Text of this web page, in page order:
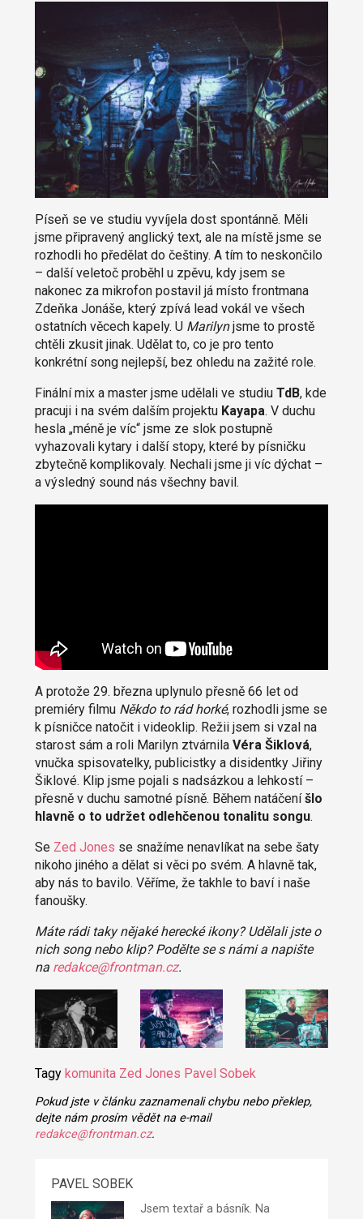
Píseň se ve studiu vyvíjela dost spontánně. Měli
jsme připravený anglický text, ale na místě jsme se
rozhodli ho předělat do češtiny. A tím to neskončilo
– další veletoč proběhl u zpěvu, kdy jsem se
nakonec za mikrofon postavil já místo frontmana
Zdeňka Jonáše, který zpívá lead vokál ve všech
ostatních věcech kapely. U Marilynjsme to prostě
chtěli zkusit jinak. Udělat to, co je pro tento
konkrétní song nejlepší, bez ohledu na zažité role.
Finální mix a master jsme udělali ve studiu TdB, kde
pracuji i na svém dalším projektu Kayapa. V duchu
hesla „méně je víc“ jsme ze slok postupně
vyhazovali kytary i další stopy, které by písničku
zbytečně komplikovaly. Nechali jsme ji víc dýchat –
a výsledný sound nás všechny bavil.
A protože 29. března uplynulo přesně 66 let od
premiéry filmu Někdo to rád horké, rozhodli jsme se
k písničce natočit i videoklip. Režii jsem si vzal na
starost sám a roli Marilyn ztvárnila Véra Šiklová,
vnučka spisovatelky, publicistky a disidentky Jiřiny
Šiklové. Klip jsme pojali s nadsázkou a lehkostí –
přesně v duchu samotné písně. Během natáčeníšlo
hlavně o to udržet odlehčenou tonalitu songu.
Se Zed Jones se snažíme nenavlíkat na sebe šaty
nikoho jiného a dělat si věci po svém. A hlavně tak,
aby nás to bavilo. Věříme, že takhle to baví i naše
fanoušky.
Máte rádi taky nějaké herecké ikony? Udělali jste o
nich song nebo klip? Podělte se s námi a napište
na redakce@frontman.cz.
Tagy komunita Zed Jones Pavel Sobek
Pokud jste v článku zaznamenali chybu nebo překlep,
dejte nám prosím vědět na e-mail
redakce@frontman.cz.
PAVEL SOBEK
Jsem textař a básník. Na